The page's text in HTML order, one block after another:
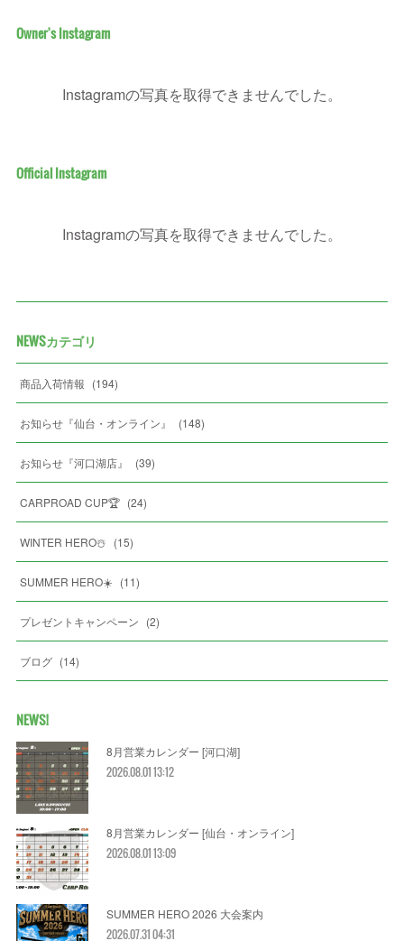
Owner's Instagram
Instagramの写真を取得できませんでした。
Official Instagram
Instagramの写真を取得できませんでした。
NEWSカテゴリ
商品入荷情報 (194)
お知らせ『仙台・オンライン』 (148)
お知らせ『河口湖店』 (39)
CARPROAD CUP🏆 (24)
WINTER HERO☃️ (15)
SUMMER HERO☀️ (11)
プレゼントキャンペーン (2)
ブログ (14)
NEWS!
8月営業カレンダー [河口湖]
2026.08.01 13:12
8月営業カレンダー [仙台・オンライン]
2026.08.01 13:09
SUMMER HERO 2026 大会案内
2026.07.31 04:31